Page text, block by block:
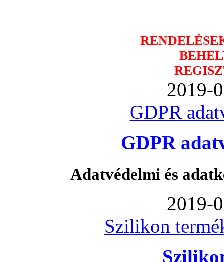
2019-
GDPR
GDPR
Adatvédelmi és
2019-
Szilikon